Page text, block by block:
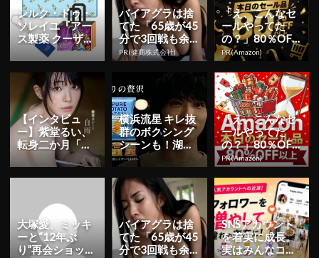
シルク・ドゥ・
ソレイユ『アー
ス製薬 クーザ』
東京公演の日程
＆チケット情報
解禁！日...
バイアグラは捨
てた「65歳が45
分で3回戦も余
裕」980円で朝
まで絶好調！
PR(健商株式会社)
「え、こんなセ
ールやってた
の？」80％OFF
以上が続々登
場！Amazonの本
気が...
PR(Amazon)
【インタビュ
ー】紫堂るい、
転身二か月「も
っと知っていた
だくことを目標
横浜流星 キレ抜
群のボクシング
シーンも！湖池
屋「ピュアポテ
ト」新CMが本
日より ...
「え、こんなセ
ールやってた
の？」80％OFF
以上が続々登
場！Amazonの本
気が...
PR(Amazon)
大塚愛、ミッキ
ーと“12年ぶ
り”再会ショット
バイアグラは捨
てた「65歳が45
分で3回戦も余
SNSアカウント
を着実に成長。
実はみんなココ